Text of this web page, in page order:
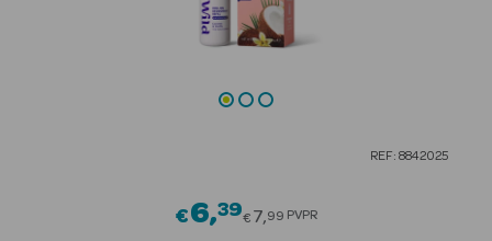
REF: 8842025
€6 39Price reduced from
€ 7 99 PVPR